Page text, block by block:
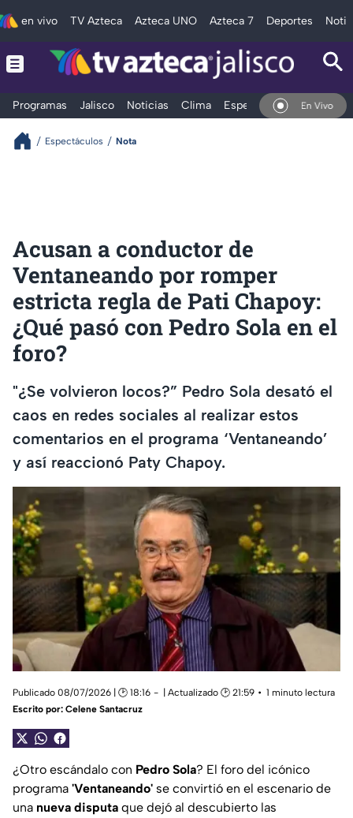
en vivo TV Azteca Azteca UNO Azteca 7 Deportes
Programas Jalisco Noticias Clima Espectáculos Deportes
En Vivo
Espectáculos Nota
Acusan a conductor de
Ventaneando por romper
estricta regla de Pati Chapoy:
¿Qué pasó con Pedro Sola en el
foro?
"¿Se volvieron locos?” Pedro Sola desató el
caos en redes sociales al realizar estos
comentarios en el programa ‘Ventaneando’
y así reaccionó Paty Chapoy.
Publicado 08/07/2026 | 🕑 18:16 | Actualizado 🕑 21:59
1 minuto lectura
Escrito por: Celene Santacruz
¿Otro escándalo con Pedro Sola? El foro del icónico
programa 'Ventaneando' se convirtió en el escenario de
una nueva disputa que dejó al descubierto las